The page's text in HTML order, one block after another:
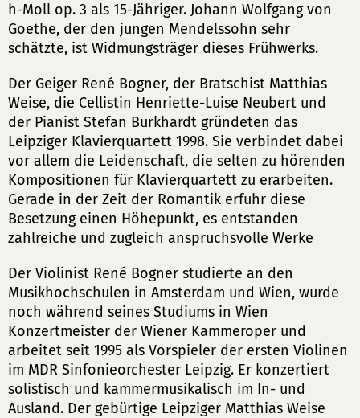
h-Moll op. 3 als 15-Jähriger. Johann Wolfgang von
Goethe, der den jungen Mendelssohn sehr
schätzte, ist Widmungsträger dieses Frühwerks.
Der Geiger René Bogner, der Bratschist Matthias
Weise, die Cellistin Henriette-Luise Neubert und
der Pianist Stefan Burkhardt gründeten das
Leipziger Klavierquartett 1998. Sie verbindet dabei
vor allem die Leidenschaft, die selten zu hörenden
Kompositionen für Klavierquartett zu erarbeiten.
Gerade in der Zeit der Romantik erfuhr diese
Besetzung einen Höhepunkt, es entstanden
zahlreiche und zugleich anspruchsvolle Werke
Der Violinist René Bogner studierte an den
Musikhochschulen in Amsterdam und Wien, wurde
noch während seines Studiums in Wien
Konzertmeister der Wiener Kammeroper und
arbeitet seit 1995 als Vorspieler der ersten Violinen
im MDR Sinfonieorchester Leipzig. Er konzertiert
solistisch und kammermusikalisch im In- und
Ausland. Der gebürtige Leipziger Matthias Weise